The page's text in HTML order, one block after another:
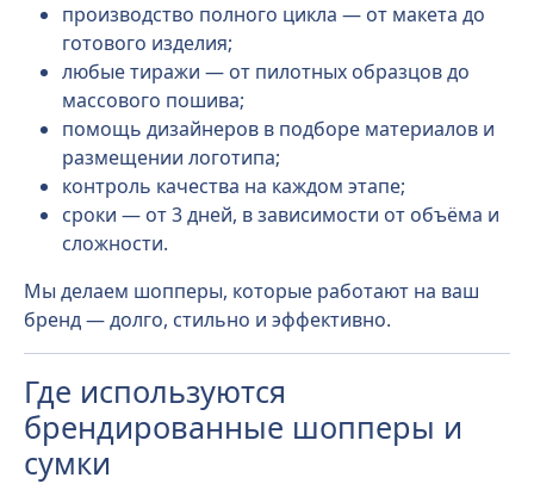
производство полного цикла — от макета до
готового изделия;
любые тиражи — от пилотных образцов до
массового пошива;
помощь дизайнеров в подборе материалов и
размещении логотипа;
контроль качества на каждом этапе;
сроки — от 3 дней, в зависимости от объёма и
сложности.
Мы делаем шопперы, которые работают на ваш
бренд — долго, стильно и эффективно.
Где используются
брендированные шопперы и
сумки